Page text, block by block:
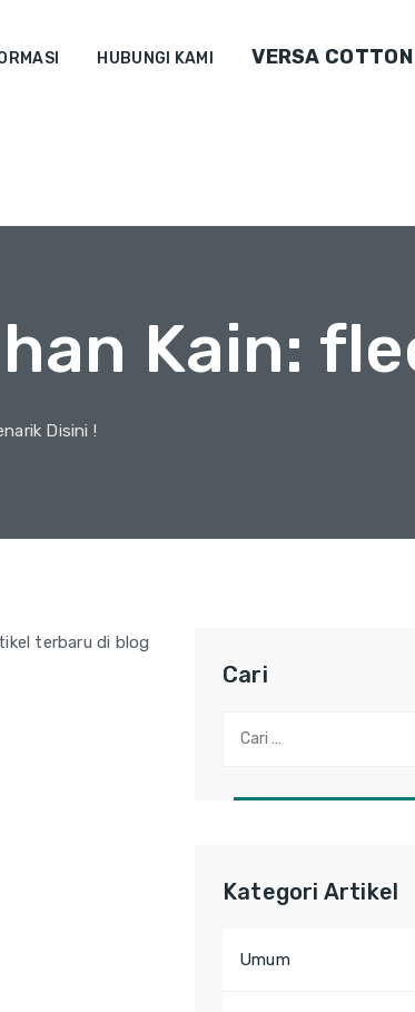
HUBUNGI KAMI VERSA COTTON
Kain:
Disini !
terbaru di blog
Cari
Kategori Artikel
Umum